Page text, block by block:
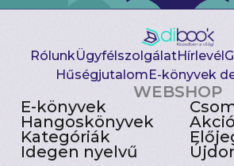
RólunkÜgyfélszolgálatHírlevél
HűségjutalomE-könyvek
WEBSHOP
E-könyvek
Hangoskönyvek
Kategóriák
Idegen nyelvű